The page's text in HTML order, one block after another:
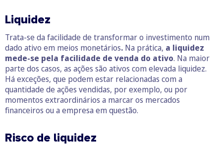
Liquidez
Trata-se da facilidade de transformar o investimento num
dado ativo em meios monetários. Na prática, a liquidez
mede-se pela facilidade de venda do ativo. Na maior
parte dos casos, as ações são ativos com elevada liquidez.
Há exceções, que podem estar relacionadas com a
quantidade de ações vendidas, por exemplo, ou por
momentos extraordinários a marcar os mercados
financeiros ou a empresa em questão.
Risco de liquidez